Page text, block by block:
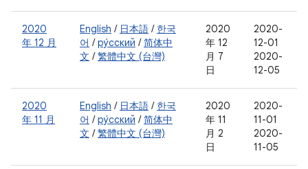
2020
年 12 月
English / 日本語 / 한국
어 /ру́сский /简体中
文 /繁體中文 (台灣)
2020
年 12
月 7
日
2020-
12-01
2020-
12-05
2020
年 11 月
English / 日本語 / 한국
어 /ру́сский /简体中
文 /繁體中文 (台灣)
2020
年 11
月 2
日
2020-
11-01
2020-
11-05